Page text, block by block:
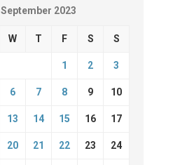
September 2023
W T F S S
1 2 3
6 7 8 9 10
13 14 15 16 17
20 21 22 23 24